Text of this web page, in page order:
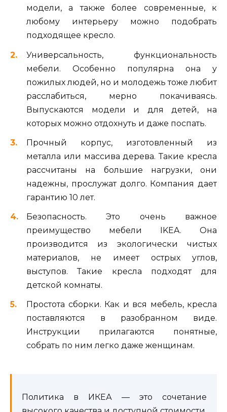
модели, а также более современные, к
любому интерьеру можно подобрать
подходящее кресло.
Универсальность, функциональность
мебели. Особенно популярна она у
пожилых людей, но и молодежь тоже любит
расслабиться, мерно покачиваясь.
Выпускаются модели и для детей, на
которых можно отдохнуть и даже поспать.
Прочный корпус, изготовленный из
металла или массива дерева. Такие кресла
рассчитаны на большие нагрузки, они
надежны, прослужат долго. Компания дает
гарантию 10 лет.
Безопасность. Это очень важное
преимущество мебели IKEA. Она
производится из экологически чистых
материалов, не имеет острых углов,
выступов. Такие кресла подходят для
детской комнаты.
Простота сборки. Как и вся мебель, кресла
поставляются в разобранном виде.
Инструкции прилагаются понятные,
собрать по ним легко даже женщинам.
Политика в ИКЕА — это сочетание